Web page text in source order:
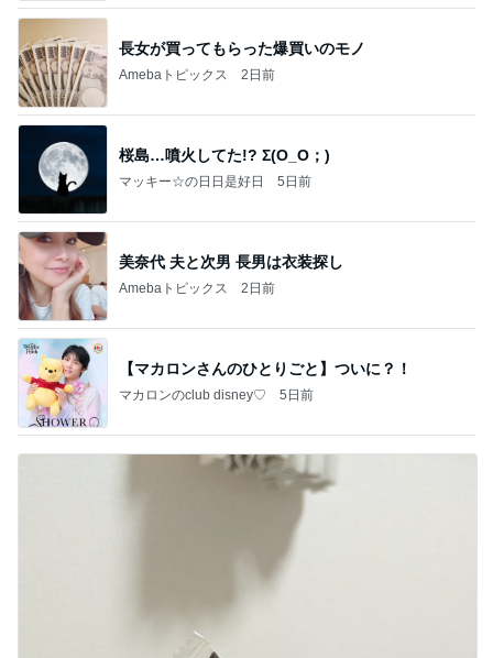
長女が買ってもらった爆買いのモノ
Amebaトピックス 2日前
桜島…噴火してた!? Σ(O_O；)
マッキー☆の日日是好日 5日前
美奈代 夫と次男 長男は衣装探し
Amebaトピックス 2日前
【マカロンさんのひとりごと】ついに？！
マカロンのclub disney♡ 5日前